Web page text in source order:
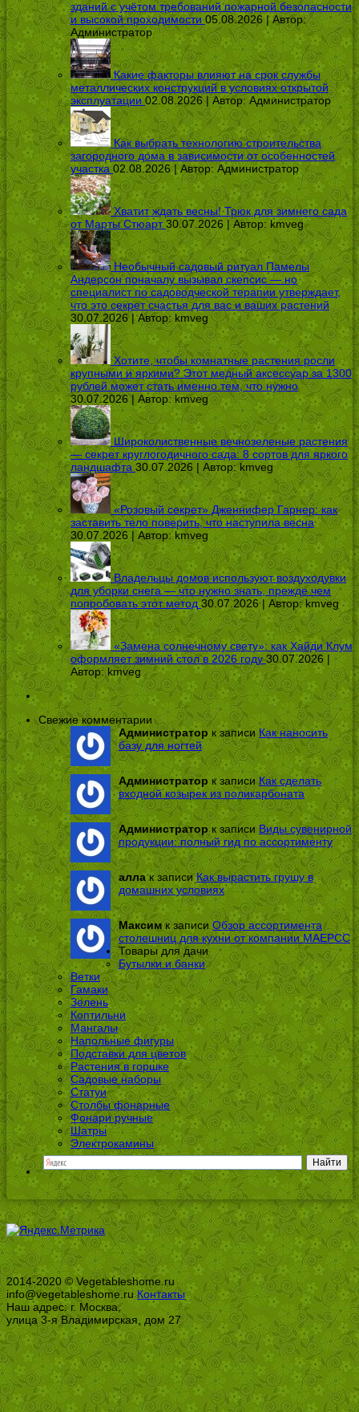
зданий с учётом требований пожарной безопасности
и высокой проходимости 05.08.2026 | Автор:
Администратор
Какие факторы влияют на срок службы
металлических конструкций в условиях открытой
эксплуатации 02.08.2026 | Автор: Администратор
Как выбрать технологию строительства
загородного дома в зависимости от особенностей
участка 02.08.2026 | Автор:Администратор
Хватит ждать весны! Трюк для зимнего сада
от Марты Стюарт 30.07.2026 | Автор: kmveg
Необычный садовый ритуал Памелы
Андерсон поначалу вызывал скепсис — но
специалист по садоводческой терапии утверждает,
что это секрет счастья для вас и ваших растений
30.07.2026 | Автор: kmveg
Хотите, чтобы комнатные растения росли
крупными и яркими? Этот медный аксессуар за 1300
рублей может стать именно тем, что нужно
30.07.2026 | Автор: kmveg
Широколиственные вечнозеленые растения
— секрет круглогодичного сада: 8 сортов для яркого
ландшафта 30.07.2026 | Автор:kmveg
«Розовый секрет» Дженнифер Гарнер: как
заставить тело поверить, что наступила весна
30.07.2026 | Автор:kmveg
Владельцы домов используют воздуходувки
для уборки снега — что нужно знать, прежде чем
попробовать этот метод 30.07.2026 | Автор:kmveg
«Замена солнечному свету»: как Хайди Клум
оформляет зимний стол в 2026 году 30.07.2026 |
Автор:kmveg
Свежие комментарии
Администратор к записиКак наносить
базу для ногтей
Администратор к записи Как сделать
входной козырек из поликарбоната
Администраторк записи Виды сувенирной
продукции: полный гид по ассортименту
аллак записиКак вырастить грушу в
домашних условиях
Максимк записи Обзор ассортимента
столешниц для кухни от компании МАЕРСС
Товары для дачи
Бутылки и банки
Ветки
Гамаки
Зелень
Коптильни
Мангалы
Напольные фигуры
Подставки для цветов
Растения в горшке
Садовые наборы
Статуи
Столбы фонарные
Фонари ручные
Шатры
Электрокамины
2014-2020 © Vegetableshome.ru
info@vegetableshome.ruКонтакты
Наш адрес: г. Москва,
улица 3-я Владимирская, дом 27